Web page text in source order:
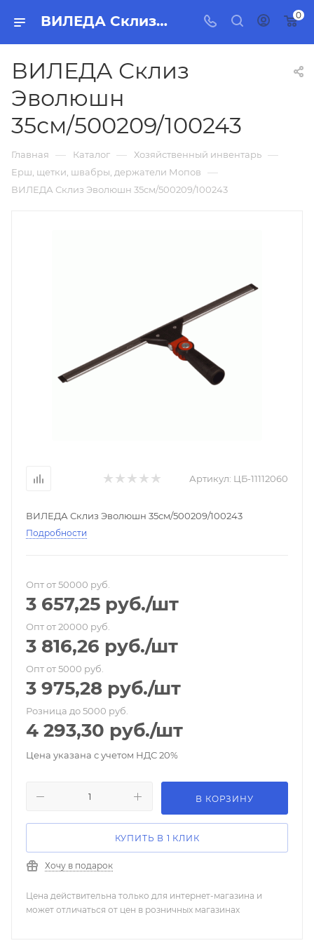
ВИЛЕДА Склиз Эволюшн 35см/500209/100243, бытовая химия, товары для уборки для дома и офиса. 0
ВИЛЕДА Склиз
Эволюшн
35см/500209/100243
Главная — Каталог — Хозяйственный инвентарь —
Ерш, щетки, швабры, держатели Мопов —
ВИЛЕДА Склиз Эволюшн 35см/500209/100243
Артикул: ЦБ-11112060
ВИЛЕДА Склиз Эволюшн 35см/500209/100243
Подробности
Опт от 50000 руб.
3 657,25 руб./шт
Опт от 20000 руб.
3 816,26 руб./шт
Опт от 5000 руб.
3 975,28 руб./шт
Розница до 5000 руб.
4 293,30 руб./шт
Цена указана с учетом НДС 20%
В КОРЗИНУ
КУПИТЬ В 1 КЛИК
Хочу в подарок
Цена действительна только для интернет-магазина и
может отличаться от цен в розничных магазинах